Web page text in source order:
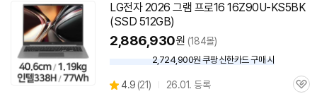
LG전자 2026 그램 프로16 16Z90U-KS5BK
(SSD 512GB)
2,886,930원 (184몰)
할
2,724,900원 쿠팡 신한카드 구매 시
별
4.9 (상
21) 26.01. 등록
관